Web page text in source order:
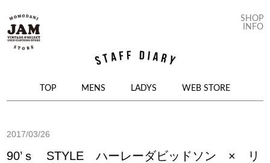
SHOP
INFO
コンテンツへ移動
TOP MENS LADYS WEB STORE
2017/03/26
90’ｓ STYLE ハーレーダビッドソン × リ